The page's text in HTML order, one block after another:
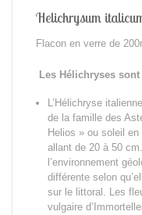
Helichrysum
Flacon en verre de
Les Hélichryses
L’Hélichryse
de la famille des
Helios » ou soleil
allant de 20 à 50
l’environnement
différente selon
sur le littoral. Les
vulgaire